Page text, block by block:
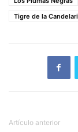
Tigre de la
Artículo anterior